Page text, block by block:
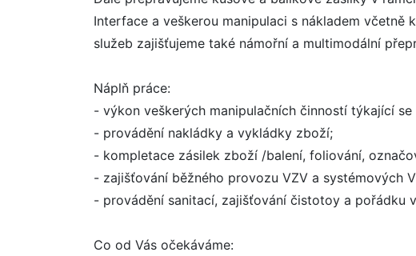
Interface a veškerou manipulaci s nákladem
služeb zajišťujeme také námořní a multimodální
Náplň práce:
- výkon veškerých manipulačních činností týkající
- provádění nakládky a vykládky zboží;
- kompletace zásilek zboží /balení, foliování,
- zajišťování běžného provozu VZV a systémových
- provádění sanitací, zajišťování čistotoy a pořádku
Co od Vás očekáváme: